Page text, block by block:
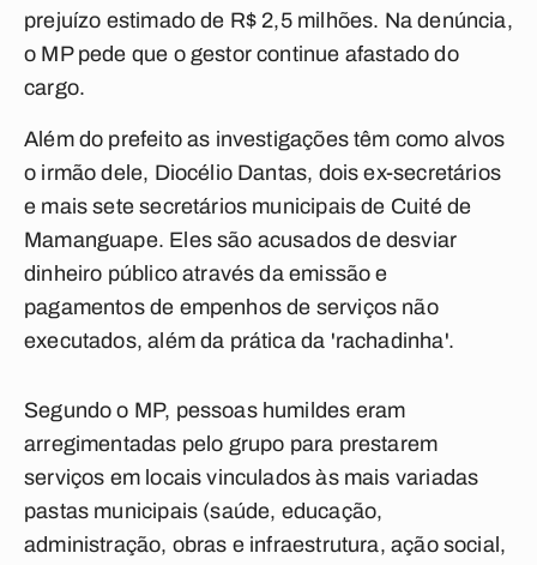
prejuízo estimado de R$ 2,5 milhões. Na denúncia,
o MP pede que o gestor continue afastado do
cargo.
Além do prefeito as investigações têm como alvos
o irmão dele, Diocélio Dantas, dois ex-secretários
e mais sete secretários municipais de Cuité de
Mamanguape. Eles são acusados de desviar
dinheiro público através da emissão e
pagamentos de empenhos de serviços não
executados, além da prática da 'rachadinha'.
Segundo o MP, pessoas humildes eram
arregimentadas pelo grupo para prestarem
serviços em locais vinculados às mais variadas
pastas municipais (saúde, educação,
administração, obras e infraestrutura, ação social,